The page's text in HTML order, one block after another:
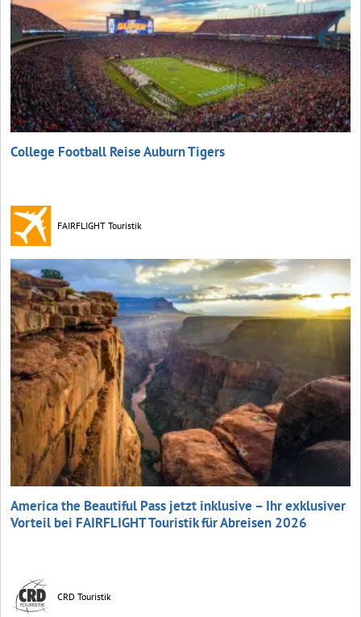
College Football Reise Auburn Tigers
FAIRFLIGHT Touristik
America the Beautiful Pass jetzt inklusive – Ihr exklusiver
Vorteil bei FAIRFLIGHT Touristik für Abreisen 2026
CRD Touristik